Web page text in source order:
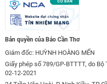
Bản quyền của Báo Cần Thơ
Giám đốc: HUỲNH HOÀNG MẾN
Giấy phép số 789/GP-BTTTT, do
02-12-2021